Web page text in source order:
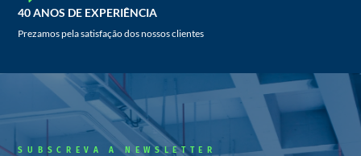
40 ANOS DE EXPERIÊNCIA
Prezamos pela satisfação dos nossos clientes
SUBSCREVA A NEWSLETTER